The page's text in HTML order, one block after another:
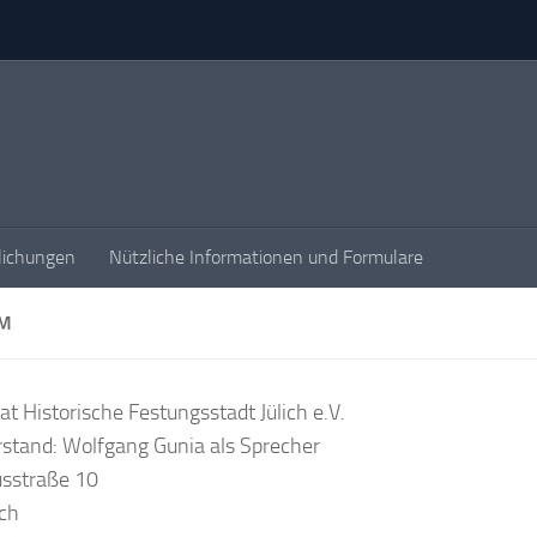
Nützliche Informationen und Formulare
Historische Festungsstadt Jülich e.V.
Wolfgang Gunia als Sprecher
10